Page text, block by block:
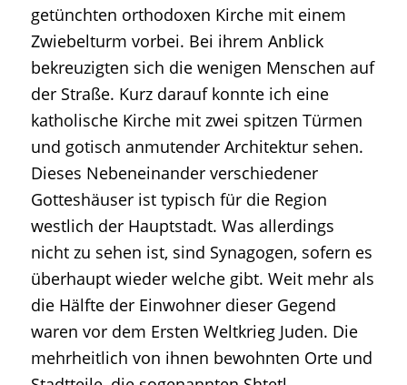
getünchten orthodoxen Kirche mit einem
Zwiebelturm vorbei. Bei ihrem Anblick
bekreuzigten sich die wenigen Menschen auf
der Straße. Kurz darauf konnte ich eine
katholische Kirche mit zwei spitzen Türmen
und gotisch anmutender Architektur sehen.
Dieses Nebeneinander verschiedener
Gotteshäuser ist typisch für die Region
westlich der Hauptstadt. Was allerdings
nicht zu sehen ist, sind Synagogen, sofern es
überhaupt wieder welche gibt. Weit mehr als
die Hälfte der Einwohner dieser Gegend
waren vor dem Ersten Weltkrieg Juden. Die
mehrheitlich von ihnen bewohnten Orte und